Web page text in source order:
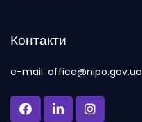
Контакти
e-mail: office@nipo.gov.ua